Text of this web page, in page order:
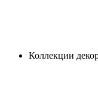
Коллекции